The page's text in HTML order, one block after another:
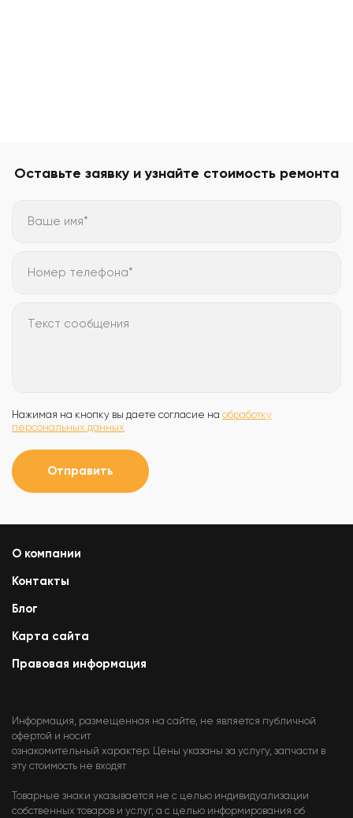
Оставьте заявку и узнайте стоимость ремонта
Ваше имя*
Номер телефона*
Текст сообщения
Нажимая на кнопку вы даете согласие на обработку
персональных данных
Отправить
О компании
Контакты
Блог
Карта сайта
Правовая информация
Информация, размещенная на сайте, не является публичной
офертой и носит
ознакомительный характер. Цены указаны за услугу, запчасти в
эту стоимость не входят
Товарные знаки указывается не с целью индивидуализации
собственных товаров и услуг, а с целью информирования об